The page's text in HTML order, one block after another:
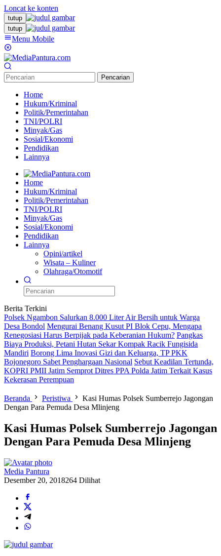
Loncat ke konten
tutup
tutup
Menu Mobile
Pencarian
Home
Hukum/Kriminal
Politik/Pemerintahan
TNI/POLRI
Minyak/Gas
Sosial/Ekonomi
Pendidikan
Lainnya
Home
Hukum/Kriminal
Politik/Pemerintahan
TNI/POLRI
Minyak/Gas
Sosial/Ekonomi
Pendidikan
Lainnya
Opini/artikel
Wisata – Kuliner
Olahraga/Otomotif
Berita Terkini
Polsek Ngambon Salurkan 8.000 Liter Air Bersih untuk Warga
Desa Bondol Mengurai Benang Kusut PI Blok Cepu, Mengapa
Renegosiasi Harus Berpijak pada Keberanian Hukum? Pangkas
Biaya Produksi, Petani Hutan Sekar Kompak Racik Fungisida
Mandiri Borong Lima Inovasi Gizi dan Keluarga, TP PKK
Bojonegoro Sabet Penghargaan Nasional Sebut Keadilan Tertunda,
KOPRI PMII Jatim Semprot Ditres PPA Polda Jatim Terkait Kasus
Kekerasan Perempuan
Beranda Peristiwa
Kasi Humas Polsek Sumberrejo Jagongan
Dengan Para Pemuda Desa Mlinjeng
Kasi Humas Polsek Sumberrejo Jagongan
Dengan Para Pemuda Desa Mlinjeng
Media Pantura
Desember 20, 2018264 Dilihat